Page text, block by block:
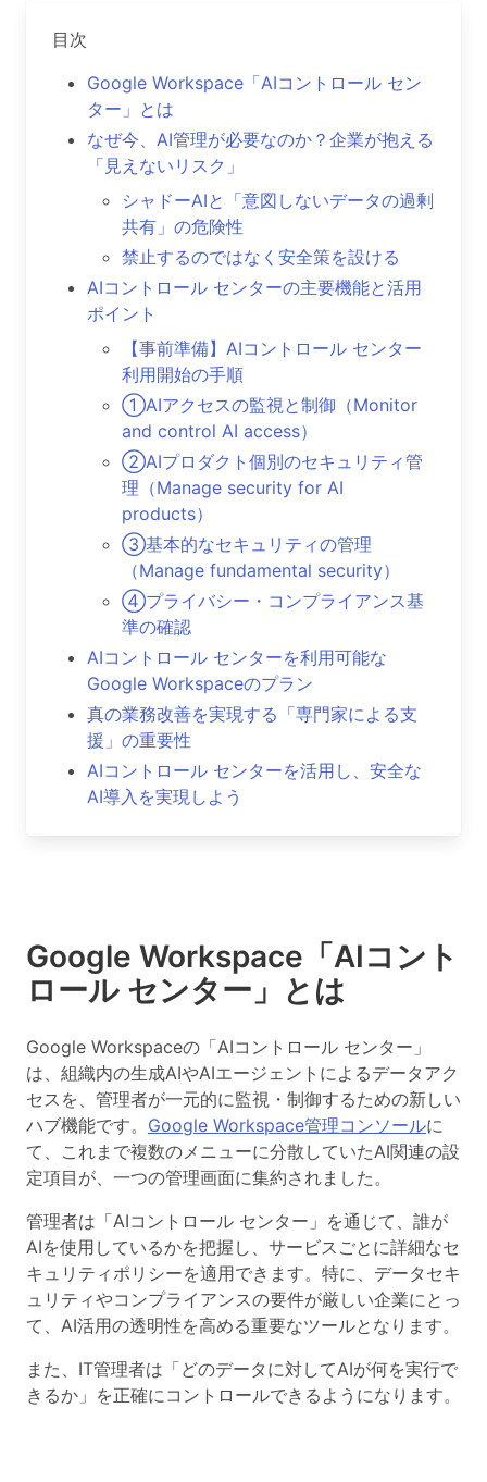
目次
Google Workspace「AIコントロール セン
ター」とは
なぜ今、AI管理が必要なのか？企業が抱える
「見えないリスク」
シャドーAIと「意図しないデータの過剰
共有」の危険性
禁止するのではなく安全策を設ける
AIコントロール センターの主要機能と活用
ポイント
【事前準備】AIコントロール センター
利用開始の手順
①AIアクセスの監視と制御（Monitor
and control AI access）
②AIプロダクト個別のセキュリティ管
理（Manage security for AI
products）
③基本的なセキュリティの管理
（Manage fundamental security）
④プライバシー・コンプライアンス基
準の確認
AIコントロール センターを利用可能な
Google Workspaceのプラン
真の業務改善を実現する「専門家による支
援」の重要性
AIコントロール センターを活用し、安全な
AI導入を実現しよう
Google Workspace「AIコント
ロール センター」とは
Google Workspaceの「AIコントロール センター」
は、 組織内の生成AIやAIエージェントによるデータアク
セスを、管理者が一元的に監視・制御するための新しい
ハブ機能です。 Google Workspace管理コンソールに
て、これまで複数のメニューに分散していたAI関連の設
定項目が、一つの管理画面に集約されました。
管理者は「AIコントロール センター」を通じて、誰が
AIを使用しているかを把握し、サービスごとに詳細なセ
キュリティポリシーを適用できます。特に、データセキ
ュリティやコンプライアンスの要件が厳しい企業にとっ
て、AI活用の透明性を高める重要なツールとなります。
また、IT管理者は「どのデータに対してAIが何を実行で
きるか」を正確にコントロールできるようになります。